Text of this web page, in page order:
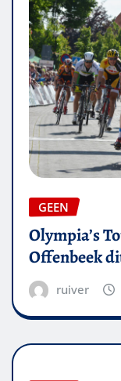
GEEN
Olympia’s
Offenbeek
ruiver